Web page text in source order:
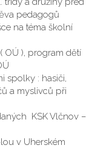
pedagogů
na téma školní
OÚ ), program dětí
spolky : hasiči,
a myslivců při
KSK Vlčnov –
v Uherském